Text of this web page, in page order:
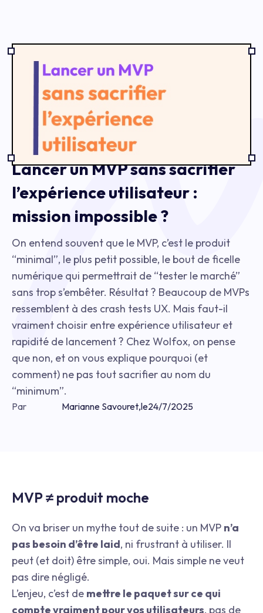
Lancer un MVP sans sacrifier
l’expérience utilisateur :
mission impossible ?
On entend souvent que le MVP, c’est le produit
“minimal”, le plus petit possible, le bout de ficelle
numérique qui permettrait de “tester le marché”
sans trop s’embêter. Résultat ? Beaucoup de MVPs
ressemblent à des crash tests UX. Mais faut-il
vraiment choisir entre expérience utilisateur et
rapidité de lancement ? Chez Wolfox, on pense
que non, et on vous explique pourquoi (et
comment) ne pas tout sacrifier au nom du
“minimum”.
Par Marianne Savouret,le24/7/2025
MVP ≠ produit moche
On va briser un mythe tout de suite : un MVP n’a
pas besoin d’être laid, ni frustrant à utiliser. Il
peut (et doit) être simple, oui. Mais simple ne veut
pas dire négligé.
L’enjeu, c’est de mettre le paquet sur ce qui
compte vraiment pour vos utilisateurs, pas de